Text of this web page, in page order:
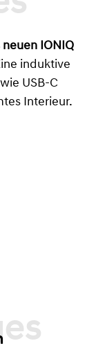
IONIQ
induktive
USB-C
Interieur.